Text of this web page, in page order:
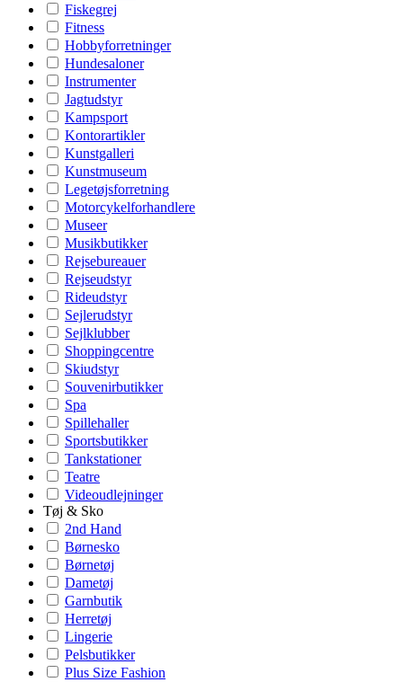
Fiskegrej
Fitness
Hobbyforretninger
Hundesaloner
Instrumenter
Jagtudstyr
Kampsport
Kontorartikler
Kunstgalleri
Kunstmuseum
Legetøjsforretning
Motorcykelforhandlere
Museer
Musikbutikker
Rejsebureauer
Rejseudstyr
Rideudstyr
Sejlerudstyr
Sejlklubber
Shoppingcentre
Skiudstyr
Souvenirbutikker
Spa
Spillehaller
Sportsbutikker
Tankstationer
Teatre
Videoudlejninger
Tøj & Sko
2nd Hand
Børnesko
Børnetøj
Dametøj
Garnbutik
Herretøj
Lingerie
Pelsbutikker
Plus Size Fashion